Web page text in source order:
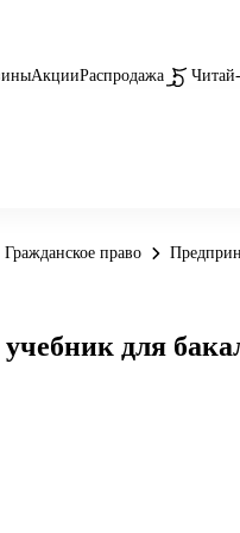
АкцииРаспродажа
Гражданское право
для